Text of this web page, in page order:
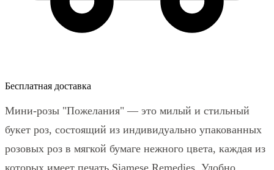
Бесплатная доставка
Мини-розы "Пожелания" — это милый и стильный
букет роз, состоящий из индивидуально упакованных
розовых роз в мягкой бумаге нежного цвета, каждая из
которых имеет печать Siamese Remedies. Удобно